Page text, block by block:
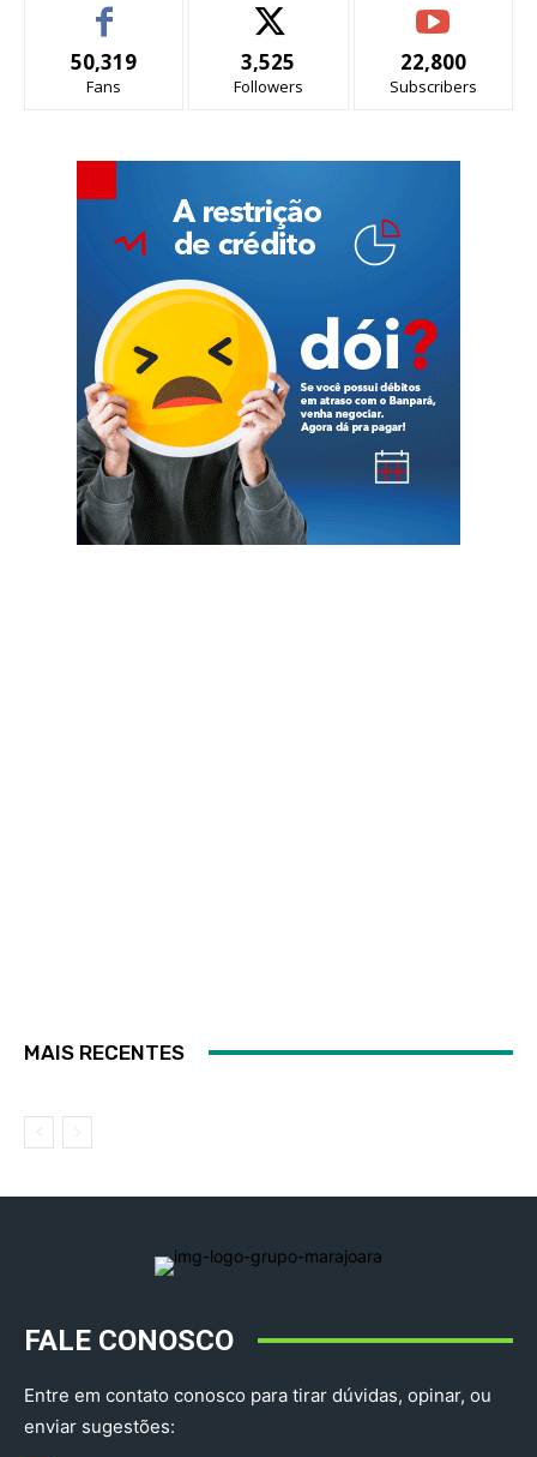
50,319
Fans
3,525
Followers
22,800
Subscribers
MAIS RECENTES
FALE CONOSCO
Entre em contato conosco para tirar dúvidas, opinar, ou
enviar sugestões: